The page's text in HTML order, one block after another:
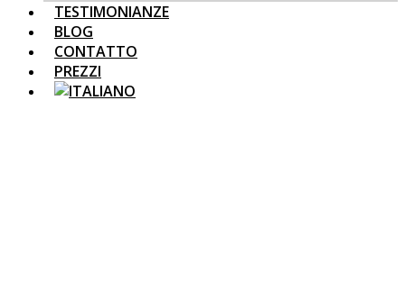
TESTIMONIANZE
BLOG
CONTATTO
PREZZI